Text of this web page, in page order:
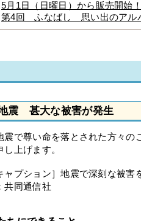
5月1日（日曜日）から販売開
第4回 ふなばし 思い出のアル
震 甚大な被害が発生
で尊い命を落とされた方々の
し上げます。
ャプション］地震で深刻な被
共同通信社